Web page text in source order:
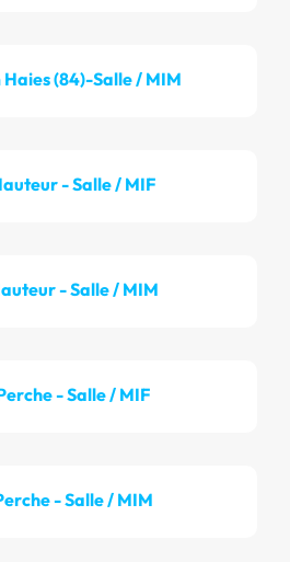
(84)-Salle / MIM
- Salle / MIF
- Salle / MIM
- Salle / MIF
- Salle / MIM